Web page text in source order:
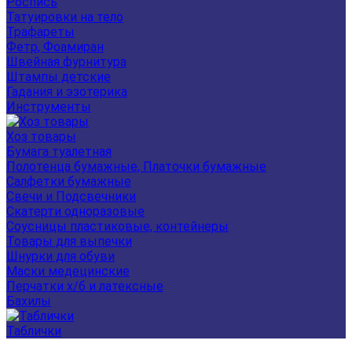
Татуировки на тело
Трафареты
Фетр, Фоамиран
Швейная фурнитура
Штампы детские
Гадания и эзотерика
Инструменты
Хоз товары
Бумага туалетная
Полотенца бумажные, Платочки бумажные
Салфетки бумажные
Свечи и Подсвечники
Скатерти одноразовые
Соусницы пластиковые, контейнеры
Товары для выпечки
Шнурки для обуви
Маски медецинские
Перчатки х/б и латексные
Бахилы
Таблички